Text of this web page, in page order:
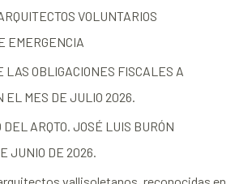
VOLUNTARIOS
EMERGENCIA
LAS OBLIGACIONES FISCALES A
EL MES DE JULIO 2026.
ARQTO. JOSÉ LUIS BURÓN
JUNIO DE 2026.